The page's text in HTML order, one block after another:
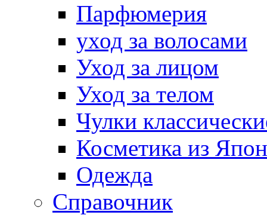
Парфюмерия
уход за волосами
Уход за лицом
Уход за телом
Чулки
Косметика из
Одежда
Справочник